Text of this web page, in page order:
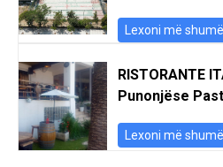
Lexoni më shumë
RISTORANTE
Punonjëse
Lexoni më shumë